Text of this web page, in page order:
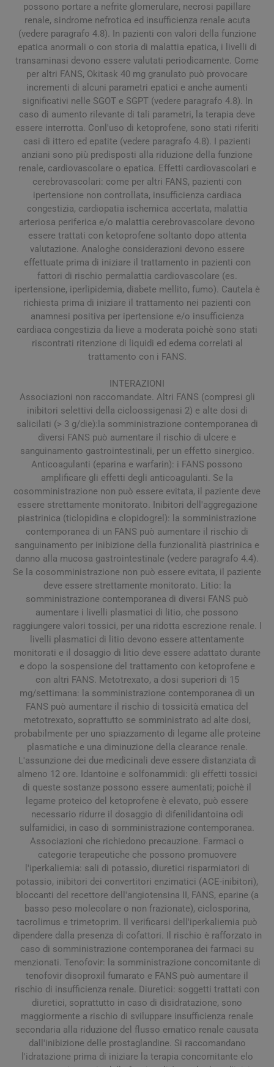
possono portare a nefrite glomerulare, necrosi papillare
renale, sindrome nefrotica ed insufficienza renale acuta
(vedere paragrafo 4.8). In pazienti con valori della funzione
epatica anormali o con storia di malattia epatica, i livelli di
transaminasi devono essere valutati periodicamente. Come
per altri FANS, Okitask 40 mg granulato può provocare
incrementi di alcuni parametri epatici e anche aumenti
significativi nelle SGOT e SGPT (vedere paragrafo 4.8). In
caso di aumento rilevante di tali parametri, la terapia deve
essere interrotta. Conl'uso di ketoprofene, sono stati riferiti
casi di ittero ed epatite (vedere paragrafo 4.8). I pazienti
anziani sono più predisposti alla riduzione della funzione
renale, cardiovascolare o epatica. Effetti cardiovascolari e
cerebrovascolari: come per altri FANS, pazienti con
ipertensione non controllata, insufficienza cardiaca
congestizia, cardiopatia ischemica accertata, malattia
arteriosa periferica e/o malattia cerebrovascolare devono
essere trattati con ketoprofene soltanto dopo attenta
valutazione. Analoghe considerazioni devono essere
effettuate prima di iniziare il trattamento in pazienti con
fattori di rischio permalattia cardiovascolare (es.
ipertensione, iperlipidemia, diabete mellito, fumo). Cautela è
richiesta prima di iniziare il trattamento nei pazienti con
anamnesi positiva per ipertensione e/o insufficienza
cardiaca congestizia da lieve a moderata poichè sono stati
riscontrati ritenzione di liquidi ed edema correlati al
trattamento con i FANS.
INTERAZIONI
Associazioni non raccomandate. Altri FANS (compresi gli
inibitori selettivi della cicloossigenasi 2) e alte dosi di
salicilati (> 3 g/die):la somministrazione contemporanea di
diversi FANS può aumentare il rischio di ulcere e
sanguinamento gastrointestinali, per un effetto sinergico.
Anticoagulanti (eparina e warfarin): i FANS possono
amplificare gli effetti degli anticoagulanti. Se la
cosomministrazione non può essere evitata, il paziente deve
essere strettamente monitorato. Inibitori dell'aggregazione
piastrinica (ticlopidina e clopidogrel): la somministrazione
contemporanea di un FANS può aumentare il rischio di
sanguinamento per inibizione della funzionalità piastrinica e
danno alla mucosa gastrointestinale (vedere paragrafo 4.4).
Se la cosomministrazione non può essere evitata, il paziente
deve essere strettamente monitorato. Litio: la
somministrazione contemporanea di diversi FANS può
aumentare i livelli plasmatici di litio, che possono
raggiungere valori tossici, per una ridotta escrezione renale. I
livelli plasmatici di litio devono essere attentamente
monitorati e il dosaggio di litio deve essere adattato durante
e dopo la sospensione del trattamento con ketoprofene e
con altri FANS. Metotrexato, a dosi superiori di 15
mg/settimana: la somministrazione contemporanea di un
FANS può aumentare il rischio di tossicità ematica del
metotrexato, soprattutto se somministrato ad alte dosi,
probabilmente per uno spiazzamento di legame alle proteine
plasmatiche e una diminuzione della clearance renale.
L'assunzione dei due medicinali deve essere distanziata di
almeno 12 ore. Idantoine e solfonammidi: gli effetti tossici
di queste sostanze possono essere aumentati; poichè il
legame proteico del ketoprofene è elevato, può essere
necessario ridurre il dosaggio di difenilidantoina odi
sulfamidici, in caso di somministrazione contemporanea.
Associazioni che richiedono precauzione. Farmaci o
categorie terapeutiche che possono promuovere
l'iperkaliemia: sali di potassio, diuretici risparmiatori di
potassio, inibitori dei convertitori enzimatici (ACE-inibitori),
bloccanti del recettore dell'angiotensina II, FANS, eparine (a
basso peso molecolare o non frazionate), ciclosporina,
tacrolimus e trimetoprim. Il verificarsi dell'iperkaliemia può
dipendere dalla presenza di cofattori. Il rischio è rafforzato in
caso di somministrazione contemporanea dei farmaci su
menzionati. Tenofovir: la somministrazione concomitante di
tenofovir disoproxil fumarato e FANS può aumentare il
rischio di insufficienza renale. Diuretici: soggetti trattati con
diuretici, soprattutto in caso di disidratazione, sono
maggiormente a rischio di sviluppare insufficienza renale
secondaria alla riduzione del flusso ematico renale causata
dall'inibizione delle prostaglandine. Si raccomandano
l'idratazione prima di iniziare la terapia concomitante elo